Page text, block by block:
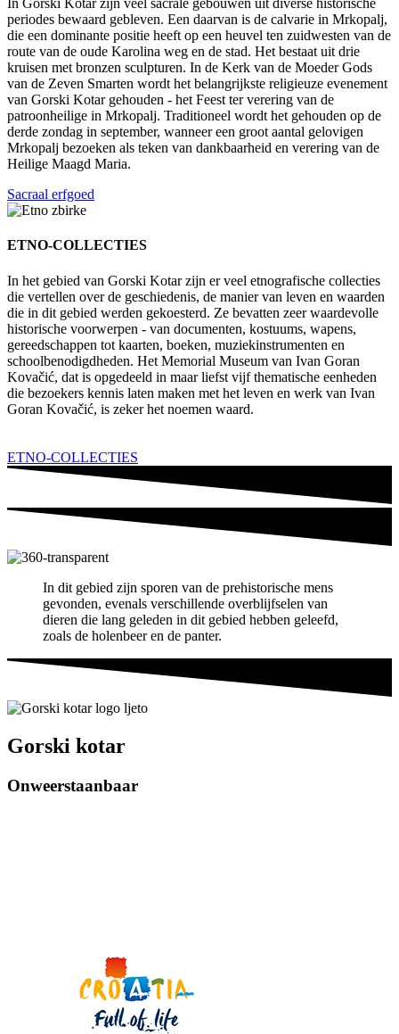
In Gorski Kotar zijn veel sacrale gebouwen uit diverse historische
periodes bewaard gebleven. Een daarvan is de calvarie in Mrkopalj,
die een dominante positie heeft op een heuvel ten zuidwesten van de
route van de oude Karolina weg en de stad. Het bestaat uit drie
kruisen met bronzen sculpturen. In de Kerk van de Moeder Gods
van de Zeven Smarten wordt het belangrijkste religieuze evenement
van Gorski Kotar gehouden - het Feest ter verering van de
patroonheilige in Mrkopalj. Traditioneel wordt het gehouden op de
derde zondag in september, wanneer een groot aantal gelovigen
Mrkopalj bezoeken als teken van dankbaarheid en verering van de
Heilige Maagd Maria.
Sacraal erfgoed
ETNO-COLLECTIES
In het gebied van Gorski Kotar zijn er veel etnografische collecties
die vertellen over de geschiedenis, de manier van leven en waarden
die in dit gebied werden gekoesterd. Ze bevatten zeer waardevolle
historische voorwerpen - van documenten, kostuums, wapens,
gereedschappen tot kaarten, boeken, muziekinstrumenten en
schoolbenodigdheden. Het Memorial Museum van Ivan Goran
Kovačić, dat is opgedeeld in maar liefst vijf thematische eenheden
die bezoekers kennis laten maken met het leven en werk van Ivan
Goran Kovačić, is zeker het noemen waard.
ETNO-COLLECTIES
In dit gebied zijn sporen van de prehistorische mens
gevonden, evenals verschillende overblijfselen van
dieren die lang geleden in dit gebied hebben geleefd,
zoals de holenbeer en de panter.
Gorski kotar
Onweerstaanbaar